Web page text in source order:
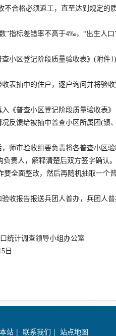
合格必须返工，直至达到规定的
”指标差错率不高于4‰，“出生人口
小区登记阶段质量验收表》(附件
表抽中的住户，逐户询问并将验
《普查小区登记阶段质量验收表
反馈给被抽中普查小区所属团(镇
师市验收组要负责将各普查小区
责人，解释清楚后双方签字确认。
全面整改，然后再随机抽取一个
收报告报送兵团人普办，兵团人
统计调查领导小组办公室
站 | 联系我们 | 站点地图